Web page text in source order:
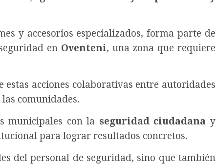
y accesorios especializados, forma parte de
en Oventeni, una zona que requiere
acciones colaborativas entre autoridades
comunidades.
municipales con la seguridad ciudadana y
para lograr resultados concretos.
del personal de seguridad, sino que también